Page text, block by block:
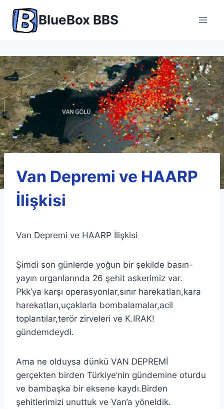
content
BlueBox BBS
Van Depremi ve HAARP
İlişkisi
Van Depremi ve HAARP İlişkisi
Şimdi son günlerde yoğun bir şekilde basın-
yayın organlarında 26 şehit askerimiz var.
Pkk’ya karşı operasyonlar,sınır harekatları,kara
harekatları,uçaklarla bombalamalar,acil
toplantılar,terör zirveleri ve K.IRAK!
gündemdeydi.
Ama ne olduysa dünkü VAN DEPREMİ
gerçekten birden Türkiye’nin gündemine oturdu
ve bambaşka bir eksene kaydı.Birden
şehitlerimizi unuttuk ve Van’a yöneldik.